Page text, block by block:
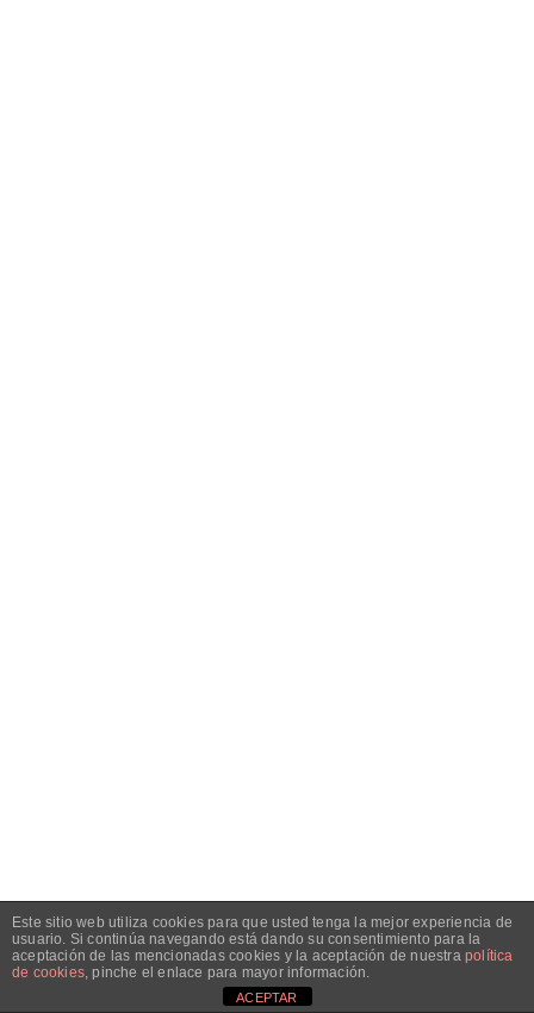
Este sitio web utiliza cookies para que usted tenga la mejor experiencia de
usuario. Si continúa navegando está dando su consentimiento para la
aceptación de las mencionadas cookies y la aceptación de nuestrapolítica
de cookies, pinche el enlace para mayor información.
ACEPTAR